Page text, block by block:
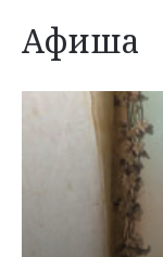
Афиша